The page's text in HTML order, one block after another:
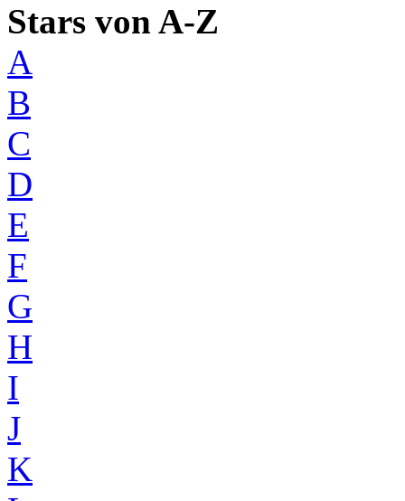
Stars von A-Z
A
B
C
D
E
F
G
H
I
J
K